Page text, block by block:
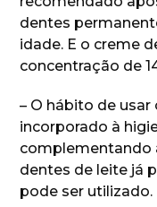
dentes
idade. E o creme
concentração de
– O hábito de
incorporado à
complementando
dentes de leite já
pode ser utilizado.